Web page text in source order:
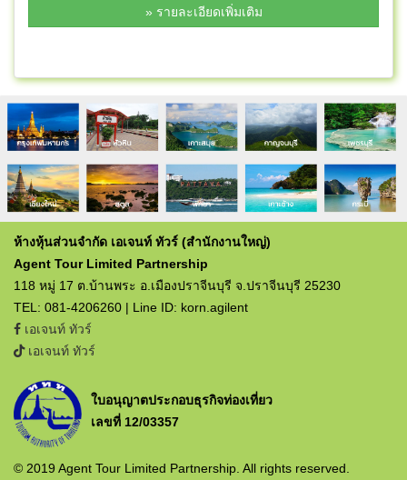
» รายละเอียดเพิ่มเติม
ห้างหุ้นส่วนจำกัด เอเจนท์ ทัวร์ (สำนักงานใหญ่)
Agent Tour Limited Partnership
118 หมู่ 17 ต.บ้านพระ อ.เมืองปราจีนบุรี จ.ปราจีนบุรี 25230
TEL: 081-4206260 | Line ID: korn.agilent
เอเจนท์ ทัวร์
เอเจนท์ ทัวร์
ใบอนุญาตประกอบธุรกิจท่องเที่ยว
เลขที่ 12/03357
© 2019 Agent Tour Limited Partnership. All rights reserved.